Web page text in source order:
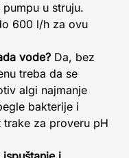
u struju.
600 l/h za ovu
vode? Da, bez
treba da se
algi najmanje
bakterije i
trake za proveru pH